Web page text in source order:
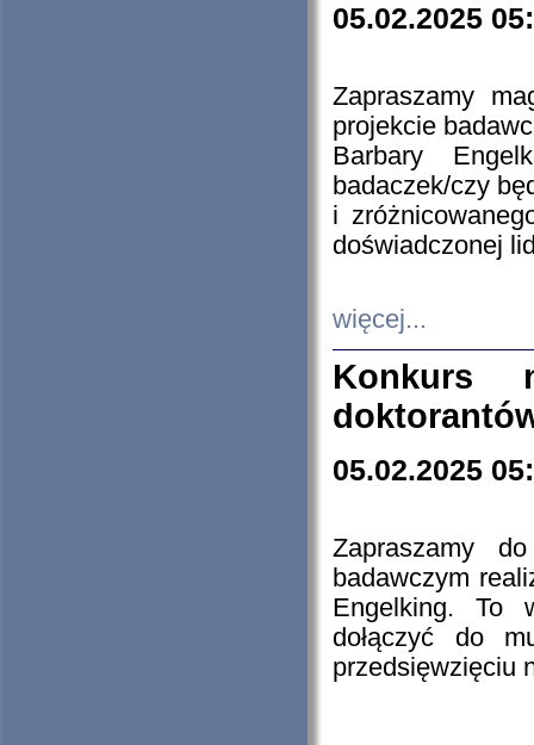
05.02.2025
Zapraszamy
projekcie
Barbary
badaczek/czy
i
doświadczonej
więcej...
Konkurs
05.02.2025
Zapraszamy
badawczym
Engelking. To
dołączyć do
przedsięwzięciu